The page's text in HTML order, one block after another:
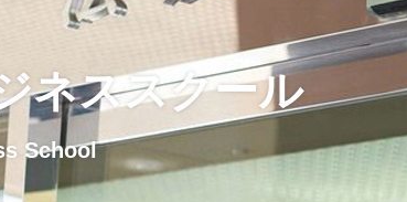
ネススクール
School